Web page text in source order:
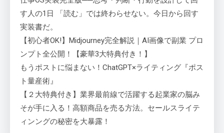
す人の1日 「読む」では終わらせない。今日から回す
実装書だ。
【初心者OK!】Midjourney完全解説｜AI画像で副業 プロ
ンプト全公開！【豪華3大特典付き！】
もうポストに悩まない！ChatGPT×ライティング『ポス
ト量産術』
【２大特典付き】業界最前線で活躍する起業家の脳み
そが手に入る！高額商品を売る方法。セールスライテ
ィンングの秘密を大暴露！